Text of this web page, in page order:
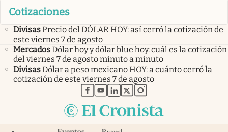
Cotizaciones
DivisasPrecio del DÓLAR HOY: así cerró la cotización de
este viernes 7 de agosto
MercadosDólar hoy y dólar blue hoy: cuál es la cotización
del viernes 7 de agosto minuto a minuto
DivisasDólar a peso mexicano HOY: a cuánto cerró la
cotización de este viernes 7 de agosto
abre en nueva pestaña
abre en nueva pestaña
abre en nueva pestaña
abre en nueva pestaña
abre en nueva pestaña